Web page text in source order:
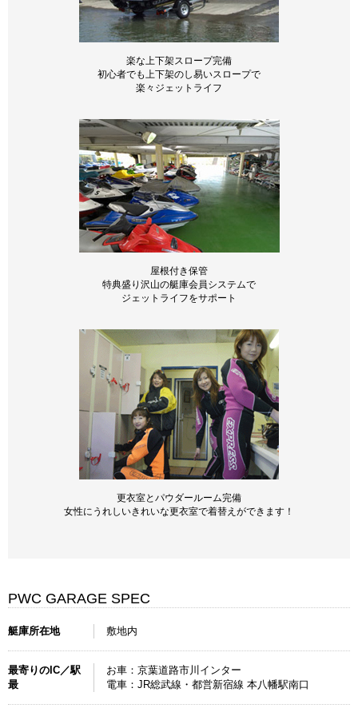
楽な上下架スロープ完備
初心者でも上下架のし易いスロープで
楽々ジェットライフ
屋根付き保管
特典盛り沢山の艇庫会員システムで
ジェットライフをサポート
更衣室とパウダールーム完備
女性にうれしいきれいな更衣室で着替えができます！
PWC GARAGE SPEC
艇庫所在地 敷地内
最寄りのIC／駅
最
お車：京葉道路市川インター
電車：JR総武線・都営新宿線 本八幡駅南口